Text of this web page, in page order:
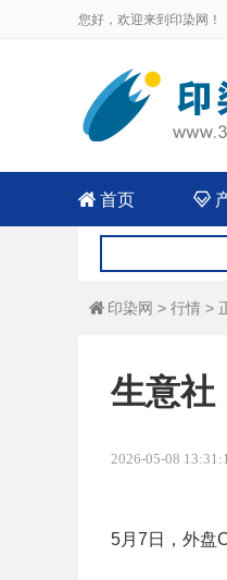
您好，欢迎来到印染网！
 首页 
 印染网 > 行情 >
生意社
2026-05-08
5月7日，外盘